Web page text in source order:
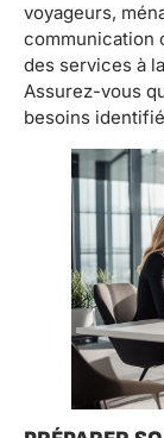
voyageurs,
communication
des services à
Assurez-vous
besoins